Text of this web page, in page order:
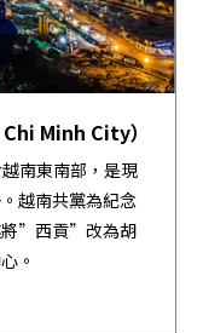
Minh City）
南東南部，是現
越南共黨為紀念
將”西貢”改為胡
。